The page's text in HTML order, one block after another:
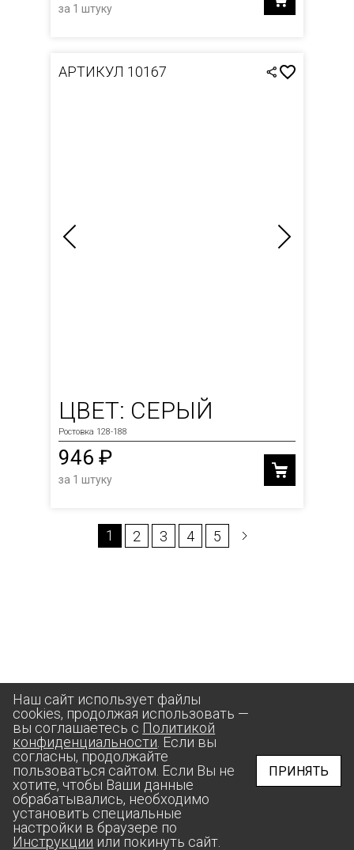
за 1 штуку
АРТИКУЛ 10167
ЦВЕТ: СЕРЫЙ
Ростовка 128-188
946 ₽
за 1 штуку
1 2 3 4 5
Наш сайт использует файлы
cookies, продолжая использовать —
вы соглашаетесь с Политикой
конфиденциальности . Если вы
согласны, продолжайте
пользоваться сайтом. Если Вы не
хотите, чтобы Ваши данные
обрабатывались, необходимо
установить специальные
настройки в браузере по
Инструкции или покинуть сайт.
ПРИНЯТЬ